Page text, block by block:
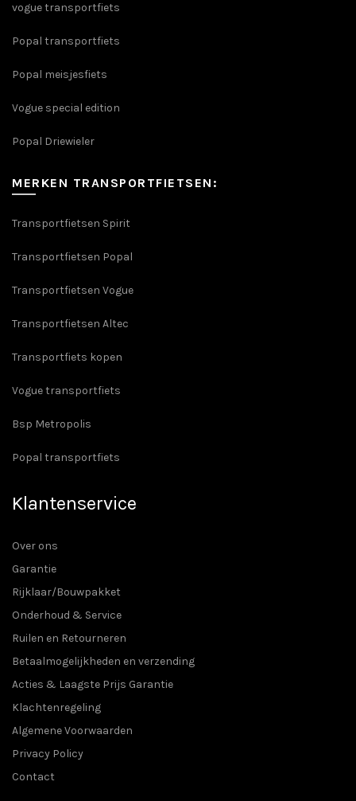
vogue transportfiets
Popal transportfiets
Popal meisjesfiets
Vogue special edition
Popal Driewieler
MERKEN TRANSPORTFIETSEN:
Transportfietsen Spirit
Transportfietsen Popal
Transportfietsen Vogue
Transportfietsen Altec
Transportfiets kopen
Vogue transportfiets
Bsp Metropolis
Popal transportfiets
Klantenservice
Over ons
Garantie
Rijklaar/Bouwpakket
Onderhoud & Service
Ruilen en Retourneren
Betaalmogelijkheden en verzending
Acties & Laagste Prijs Garantie
Klachtenregeling
Algemene Voorwaarden
Privacy Policy
Contact